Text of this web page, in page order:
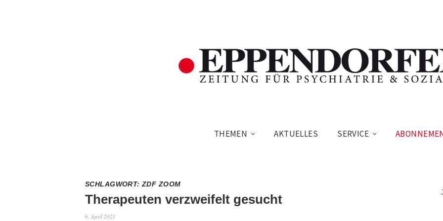
THEMEN AKTUELLES SERVICE
SCHLAGWORT:ZDF ZOOM
Therapeuten verzweifelt gesucht
6. April 2021